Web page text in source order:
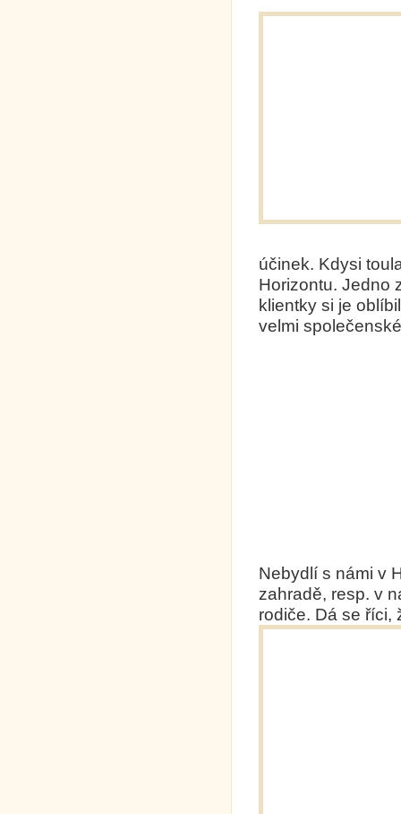
účinek. Kdysi
Horizontu. Jedno
klientky si je
velmi
Nebydlí s námi v
zahradě, resp. v
rodiče. Dá se říci,